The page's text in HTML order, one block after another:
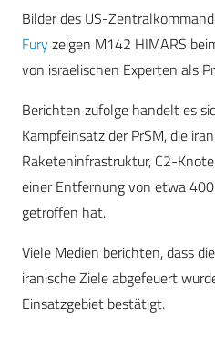
Bilder des US-
Fury zeigen M142 HIMARS
von israelischen Experten als
Berichten zufolge handelt es
Kampfeinsatz der PrSM, die
Raketeninfrastruktur, C2-
einer Entfernung von etwa
getroffen hat.
Viele Medien berichten, dass
iranische Ziele abgefeuert
Einsatzgebiet bestätigt.